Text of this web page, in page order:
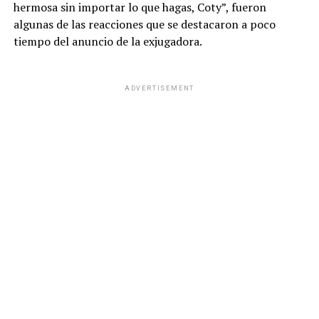
hermosa sin importar lo que hagas, Coty”, fueron
algunas de las reacciones que se destacaron a poco
tiempo del anuncio de la exjugadora.
ADVERTISEMENT